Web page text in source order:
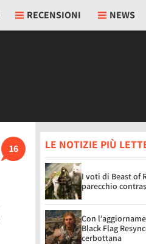
RECENSIONI NEWS
16 LE NOTIZIE PIÙ
I voti di Beast of
parecchio
Con
Black Flag
cerbottana